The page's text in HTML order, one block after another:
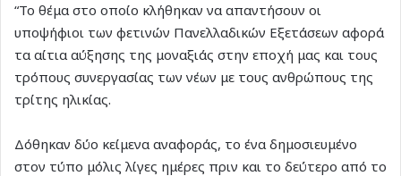
“Το θέμα στο οποίο κλήθηκαν να απαντήσουν οι
υποψήφιοι των φετινών Πανελλαδικών Εξετάσεων αφορά
τα αίτια αύξησης της μοναξιάς στην εποχή μας και τους
τρόπους συνεργασίας των νέων με τους ανθρώπους της
τρίτης ηλικίας.
Δόθηκαν δύο κείμενα αναφοράς, το ένα δημοσιευμένο
στον τύπο μόλις λίγες ημέρες πριν και το δεύτερο από το